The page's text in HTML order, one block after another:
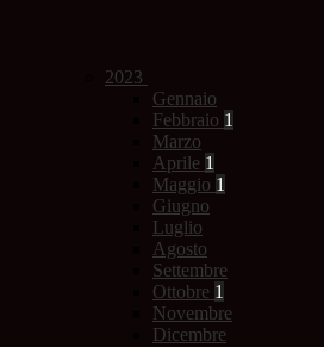
2023
Gennaio
Febbraio 1
Marzo
Aprile 1
Maggio 1
Giugno
Luglio
Agosto
Settembre
Ottobre 1
Novembre
Dicembre